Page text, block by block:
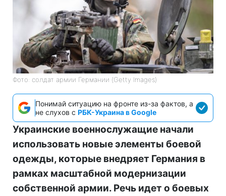
Фото: солдат армии Германии (Getty Images)
Понимай ситуацию на фронте из-за фактов, а
не слухов с РБК-Украина в Google
Украинские военнослужащие начали
использовать новые элементы боевой
одежды, которые внедряет Германия в
рамках масштабной модернизации
собственной армии. Речь идет о боевых